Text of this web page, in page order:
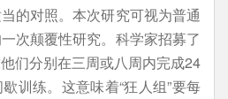
的对照。本次研究可视为普通
次颠覆性研究。科学家招募了
们分别在三周或八周内完成24
训练。这意味着“狂人组”要每